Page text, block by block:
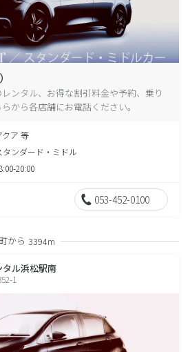
ンタル、お得な割引料金や予約、乗り
から各店舗にお電話ください。
クア 等
タンダード・ミドル
20:00
053-452-0100
から 3394m
ル浜松駅南
1